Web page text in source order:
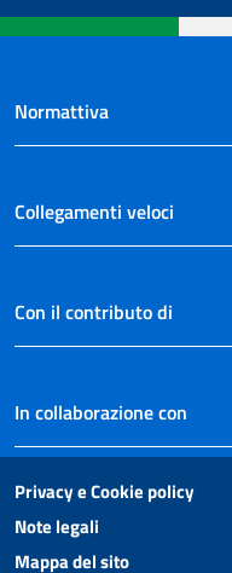
Normattiva
Collegamenti veloci
Con il contributo di
In collaborazione con
Privacy e Cookie policy
Note legali
Mappa del sito